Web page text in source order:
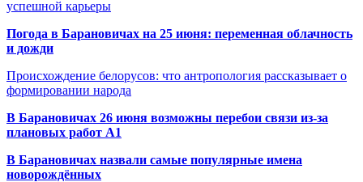
успешной карьеры
Погода в Барановичах на 25 июня: переменная облачность
и дожди
Происхождение белорусов: что антропология рассказывает о
формировании народа
В Барановичах 26 июня возможны перебои связи из-за
плановых работ A1
В Барановичах назвали самые популярные имена
новорождённых